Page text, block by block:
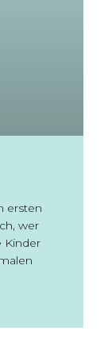
ersten
wer
Kinder